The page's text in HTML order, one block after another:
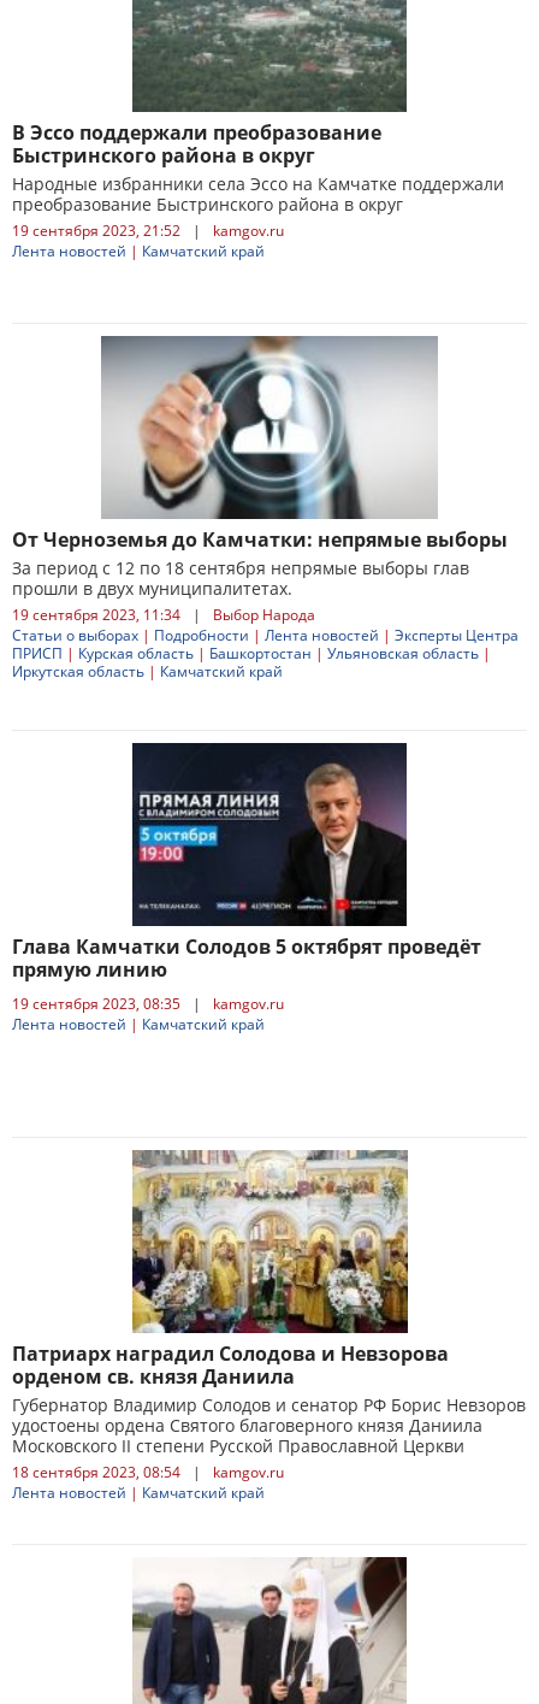
В Эссо поддержали преобразование
Быстринского района в округ
Народные избранники села Эссо на Камчатке поддержали
преобразование Быстринского района в округ
19 сентября 2023, 21:52 |
kamgov.ru
Лента новостей | Камчатский край
От Черноземья до Камчатки: непрямые выборы
За период с 12 по 18 сентября непрямые выборы глав
прошли в двух муниципалитетах.
19 сентября 2023, 11:34 |
Выбор Народа
Статьи о выборах | Подробности | Лента новостей | Эксперты Центра
ПРИСП | Курская область | Башкортостан | Ульяновская область |
Иркутская область | Камчатский край
Глава Камчатки Солодов 5 октябрят проведёт
прямую линию
19 сентября 2023, 08:35 |
kamgov.ru
Лента новостей | Камчатский край
Патриарх наградил Солодова и Невзорова
орденом св. князя Даниила
Губернатор Владимир Солодов и сенатор РФ Борис Невзоров
удостоены ордена Святого благоверного князя Даниила
Московского II степени Русской Православной Церкви
18 сентября 2023, 08:54 |
kamgov.ru
Лента новостей | Камчатский край